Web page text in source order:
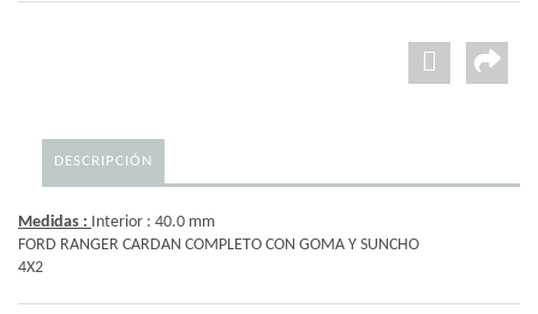
DESCRIPCIÓN
Medidas : Interior : 40.0 mm
FORD RANGER CARDAN COMPLETO CON GOMA Y SUNCHO
4X2